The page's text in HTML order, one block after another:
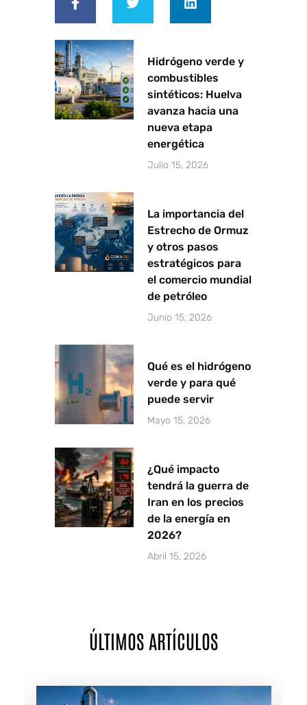
o
o
k
-
f
e
r
i
n
Hidrógeno verde y
combustibles
sintéticos: Huelva
avanza hacia una
nueva etapa
energética
Julio 15, 2026
La importancia del
Estrecho de Ormuz
y otros pasos
estratégicos para
el comercio mundial
de petróleo
Junio 15, 2026
Qué es el hidrógeno
verde y para qué
puede servir
Mayo 15, 2026
¿Qué impacto
tendrá la guerra de
Iran en los precios
de la energía en
2026?
Abril 15, 2026
ÚLTIMOS ARTÍCULOS